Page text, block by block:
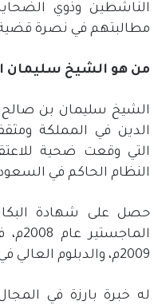
الناشطين وذوي
مطالبتهم في نصرة
من هو الشيخ سليمان
الشيخ سليمان بن صالح
الدين في المملكة
التي وقعت ضحية
النظام الحاكم في
2009م، والدبلوم العالي في “إرشاد نفسي وأسري”.